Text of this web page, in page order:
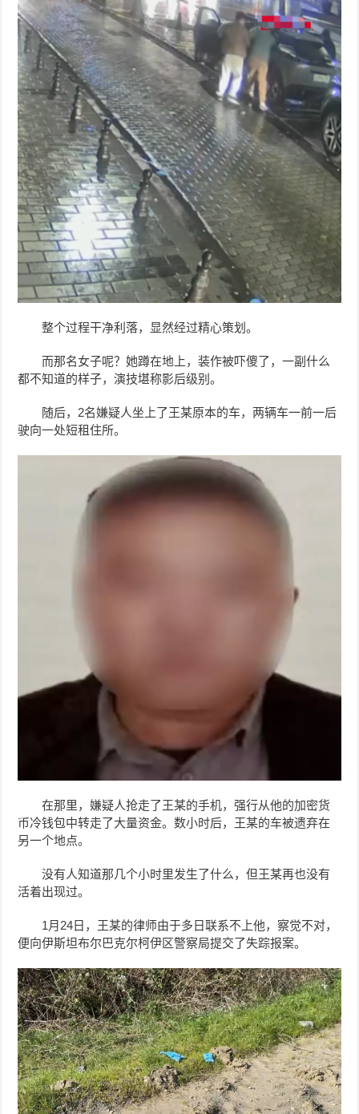
整个过程干净利落，显然经过精心策划。
而那名女子呢？她蹲在地上，装作被吓傻了，一副什么
都不知道的样子，演技堪称影后级别。
随后，2名嫌疑人坐上了王某原本的车，两辆车一前一后
驶向一处短租住所。
在那里，嫌疑人抢走了王某的手机，强行从他的加密货
币冷钱包中转走了大量资金。数小时后， 王某的车被遗弃在
另一个地点。
没有人知道那几个小时里发生了什么，但王某再也没有
活着出现过。
1月24日， 王某的律师由于多日联系不上他，察觉不对，
便向伊斯坦布尔巴克尔柯伊区警察局提交了失踪报案。